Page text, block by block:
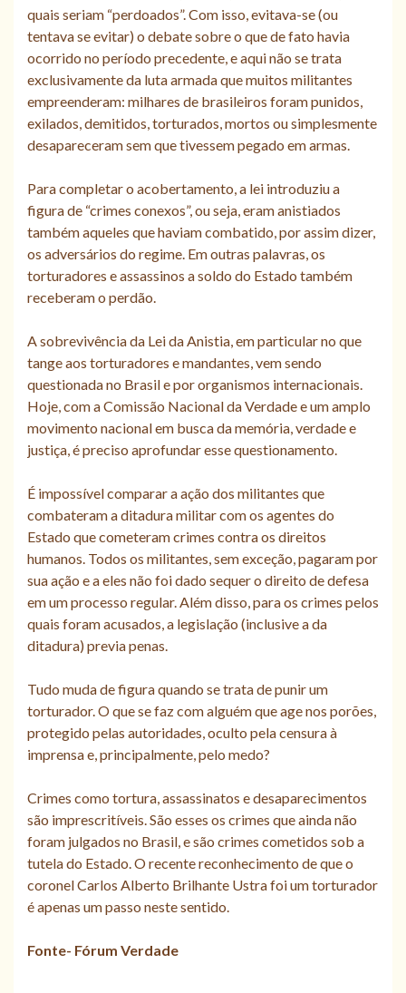
quais seriam “perdoados”. Com isso, evitava-se (ou
tentava se evitar) o debate sobre o que de fato havia
ocorrido no período precedente, e aqui não se trata
exclusivamente da luta armada que muitos militantes
empreenderam: milhares de brasileiros foram punidos,
exilados, demitidos, torturados, mortos ou simplesmente
desapareceram sem que tivessem pegado em armas.
Para completar o acobertamento, a lei introduziu a
figura de “crimes conexos”, ou seja, eram anistiados
também aqueles que haviam combatido, por assim dizer,
os adversários do regime. Em outras palavras, os
torturadores e assassinos a soldo do Estado também
receberam o perdão.
A sobrevivência da Lei da Anistia, em particular no que
tange aos torturadores e mandantes, vem sendo
questionada no Brasil e por organismos internacionais.
Hoje, com a Comissão Nacional da Verdade e um amplo
movimento nacional em busca da memória, verdade e
justiça, é preciso aprofundar esse questionamento.
É impossível comparar a ação dos militantes que
combateram a ditadura militar com os agentes do
Estado que cometeram crimes contra os direitos
humanos. Todos os militantes, sem exceção, pagaram por
sua ação e a eles não foi dado sequer o direito de defesa
em um processo regular. Além disso, para os crimes pelos
quais foram acusados, a legislação (inclusive a da
ditadura) previa penas.
Tudo muda de figura quando se trata de punir um
torturador. O que se faz com alguém que age nos porões,
protegido pelas autoridades, oculto pela censura à
imprensa e, principalmente, pelo medo?
Crimes como tortura, assassinatos e desaparecimentos
são imprescritíveis. São esses os crimes que ainda não
foram julgados no Brasil, e são crimes cometidos sob a
tutela do Estado. O recente reconhecimento de que o
coronel Carlos Alberto Brilhante Ustra foi um torturador
é apenas um passo neste sentido.
Fonte- Fórum Verdade